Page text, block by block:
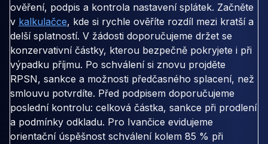
ověření, podpis a kontrola nastavení splátek. Začněte
v kalkulačce, kde si rychle ověříte rozdíl mezi kratší a
delší splatností. V žádosti doporučujeme držet se
konzervativní částky, kterou bezpečně pokryjete i při
výpadku příjmu. Po schválení si znovu projděte
RPSN, sankce a možnosti předčasného splacení, než
smlouvu potvrdíte. Před podpisem doporučujeme
poslední kontrolu: celková částka, sankce při prodlení
a podmínky odkladu. Pro Ivančice evidujeme
orientační úspěšnost schválení kolem 85 % při